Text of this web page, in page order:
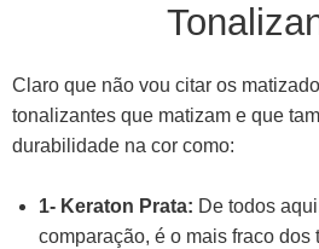
Claro que não vou citar os
tonalizantes que matizam e que
durabilidade na cor como:
1- Keraton Prata: De todos
comparação, é o mais fraco dos